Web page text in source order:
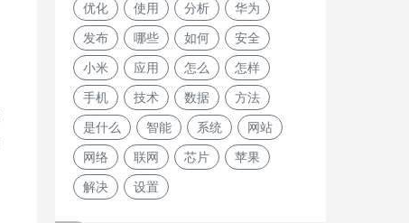
优化 使用 分析 华为
发布 哪些 如何 安全
小米 应用 怎么 怎样
手机 技术 数据 方法
是什么 智能 系统 网站
网络 联网 芯片 苹果
解决 设置